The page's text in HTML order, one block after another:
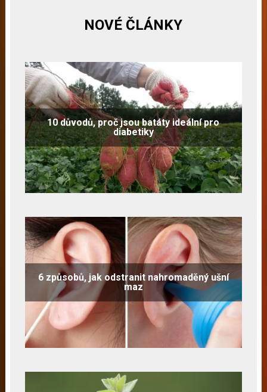
NOVÉ ČLÁNKY
10 důvodů, proč jsou batáty ideální pro
diabetiky
6 způsobů, jak odstranit nahromaděný ušní
maz